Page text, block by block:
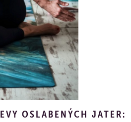
OSLABENÝCH JATER: